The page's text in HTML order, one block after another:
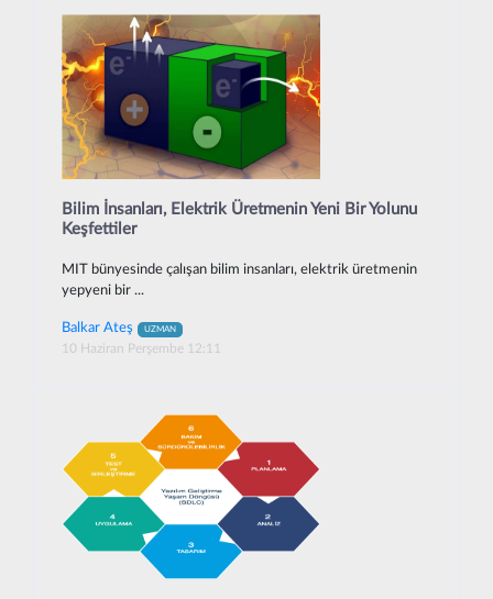
Bilim İnsanları, Elektrik Üretmenin Yeni Bir Yolunu
Keşfettiler
MIT bünyesinde çalışan bilim insanları, elektrik üretmenin
yepyeni bir ...
Balkar Ateş UZMAN
10 Haziran Perşembe 12:11